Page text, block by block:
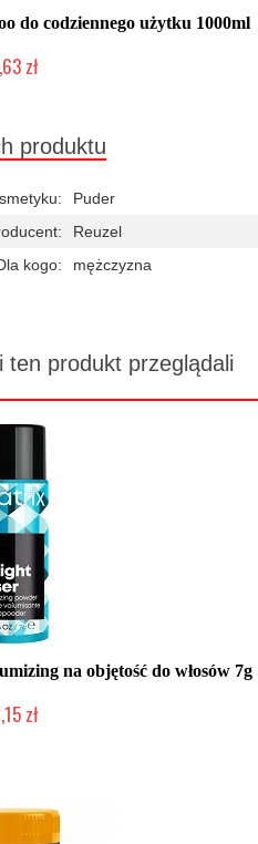
do codziennego użytku 1000ml
zł
produktu
Puder
Reuzel
kogo:
mężczyzna
ten produkt przeglądali
na objętość do włosów 7g
zł